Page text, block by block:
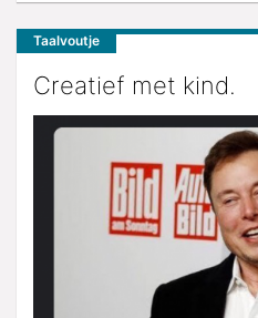
Taalvoutje
Creatief met kind.